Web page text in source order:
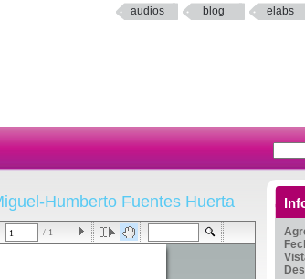
audios blog elabs
Humberto Fuentes Huerta
/ 1